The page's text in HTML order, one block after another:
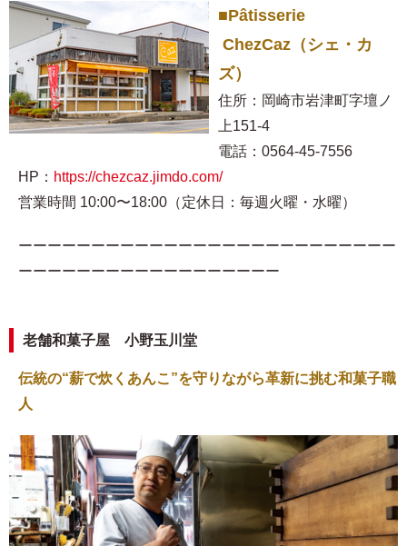
■Pâtisserie
ChezCaz（シェ・カ
ズ）
住所：岡崎市岩津町字壇ノ
上151-4
電話：0564-45-7556
HP： https://chezcaz.jimdo.com/
営業時間 10:00〜18:00（定休日：毎週火曜・水曜）
ーーーーーーーーーーーーーーーーーーーーーーーーーー
ーーーーーーーーーーーーーーーーーー
老舗和菓子屋 小野玉川堂
伝統の“薪で炊くあんこ”を守りながら革新に挑む和菓子職
人